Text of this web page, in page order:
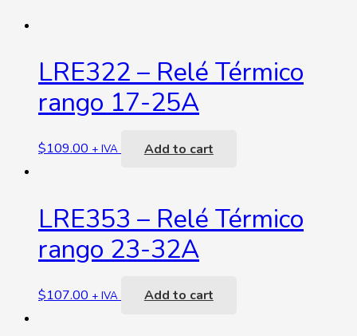
LRE322 – Relé Térmico
rango 17-25A
$109.00 + IVA Add to cart
LRE353 – Relé Térmico
rango 23-32A
$107.00 + IVA Add to cart